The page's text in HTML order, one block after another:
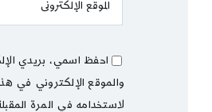
احفظ اسمي، بريدي
والموقع الإلكتروني في
لاستخدامه في المرة